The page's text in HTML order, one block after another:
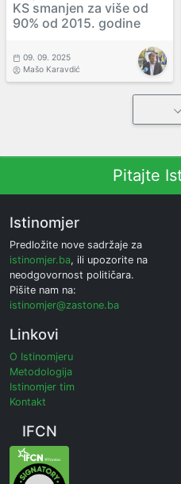
KS smanjen za više od
90% od 2015. godine
09. 09. 2025
Mašo Karavdić
Pitajte
Istinomjer
Predložite nove sadržaje za
istinomjer.ba, ili upozorite na
neodgovornost političara.
Pišite nam na:
istinomjer@zastone.ba
Linkovi
O Istinomjeru
Metodologija
Istinomjer tim
Kontakt
IFCN